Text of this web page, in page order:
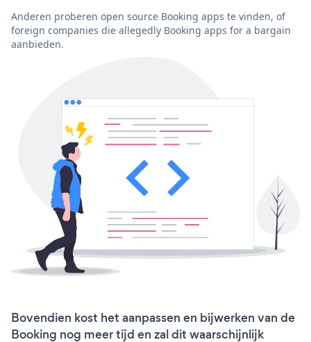
Anderen proberen open source Booking apps te vinden, of
foreign companies die allegedly Booking apps for a bargain
aanbieden.
Bovendien kost het aanpassen en bijwerken van de
Booking nog meer tijd en zal dit waarschijnlijk